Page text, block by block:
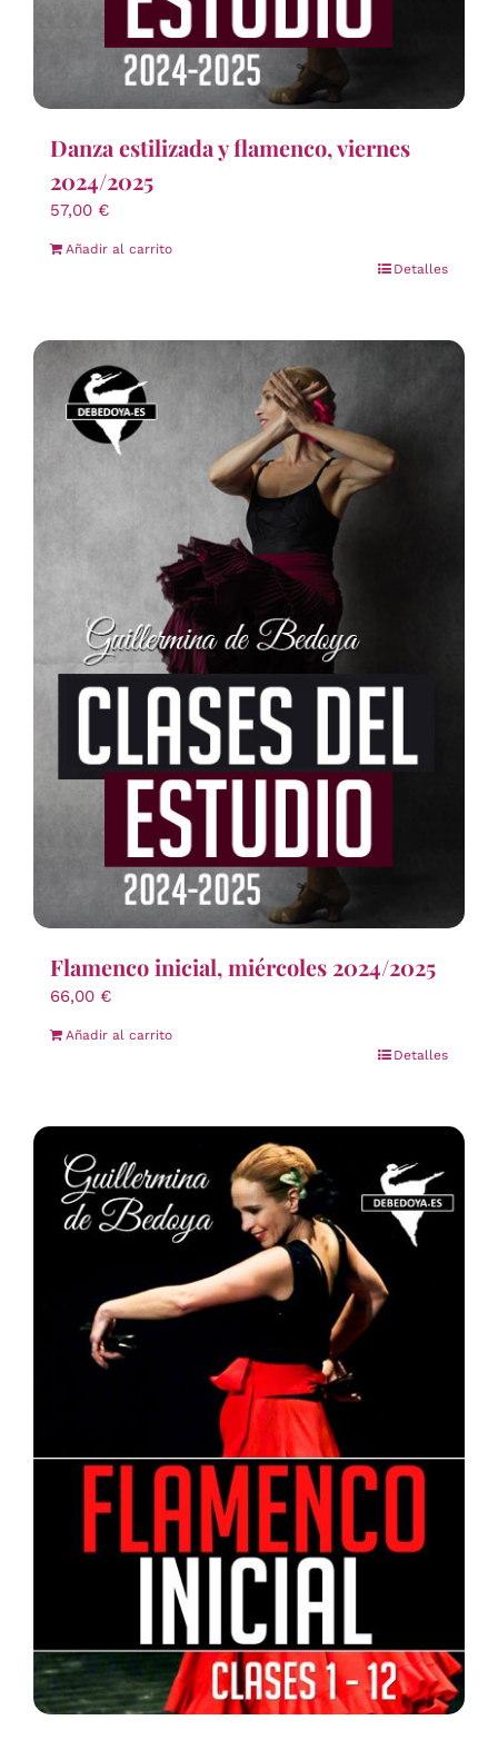
Danza estilizada y flamenco, viernes
2024/2025
57,00 €
Añadir al carrito
Detalles
Flamenco inicial, miércoles 2024/2025
66,00 €
Añadir al carrito
Detalles